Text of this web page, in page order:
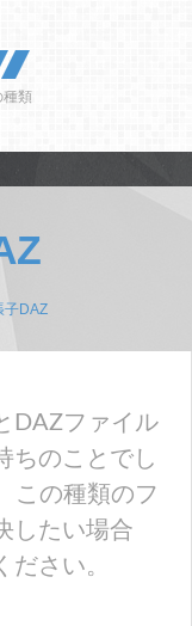
種類
子DAZ
DAZファイル
ちのことでし
この種類のフ
したい場合
さい。